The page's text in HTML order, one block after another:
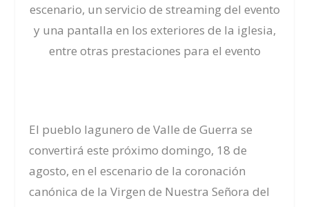
escenario, un servicio de streaming del evento
y una pantalla en los exteriores de la iglesia,
entre otras prestaciones para el evento
El pueblo lagunero de Valle de Guerra se
convertirá este próximo domingo, 18 de
agosto, en el escenario de la coronación
canónica de la Virgen de Nuestra Señora del